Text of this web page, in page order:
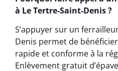
à Le Tertre-Saint-Denis ?
S’appuyer sur un
Denis permet de
rapide et conforme à la
Enlèvement gratuit